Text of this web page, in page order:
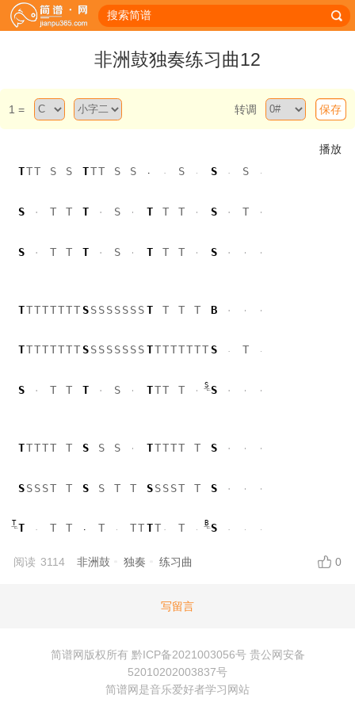
非洲鼓独奏练习曲12
转调 保存
1 =
播放
TTT S S TTT S S S S S
S T T T S T T T S T
S T T T S T T T S
TTTTTTTT S S S SSSSST T T T B
TTTTTTTT S S S SSSSSTTTTTTTT S T
S T T T S TTT T S S
TTTTT T S S S TTTTT T S
S S S ST T S S T T S S S ST T S
T T T T T TTTT T B S
0
阅读 3114 非洲鼓 独奏 练习曲
写留言
简谱网 版权所有 黔ICP备2021003056号 贵公网安备
52010202003837号
简谱网 是音乐爱好者学习网站